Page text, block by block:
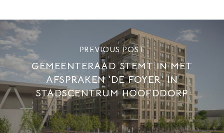
PREVIOUS POST
GEMEENTERAAD STEMT IN MET
AFSPRAKEN ‘DE FOYER’ IN
STADSCENTRUM HOOFDDORP